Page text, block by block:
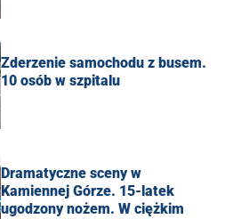
Zderzenie samochodu z busem.
10 osób w szpitalu
Dramatyczne sceny w
Kamiennej Górze. 15-latek
ugodzony nożem. W ciężkim